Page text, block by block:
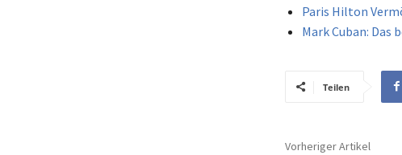
Paris Hilton
Mark Cuban: Das
Teilen
Vorheriger Artikel